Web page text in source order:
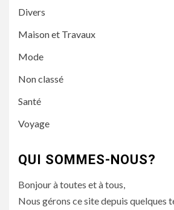
Divers
Maison et Travaux
Mode
Non classé
Santé
Voyage
QUI SOMMES-NOUS?
Bonjour à toutes et à tous,
Nous gérons ce site depuis quelques